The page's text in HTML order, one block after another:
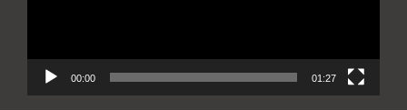
00:00 01:27